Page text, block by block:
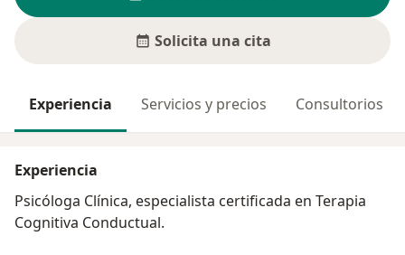
Solicita una cita
Experiencia Servicios y precios Consultorios
Experiencia
Psicóloga Clínica, especialista certificada en Terapia
Cognitiva Conductual.